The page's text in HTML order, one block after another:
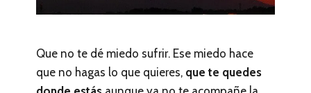
Que no te dé miedo sufrir. Ese miedo hace
que no hagas lo que quieres, que te quedes